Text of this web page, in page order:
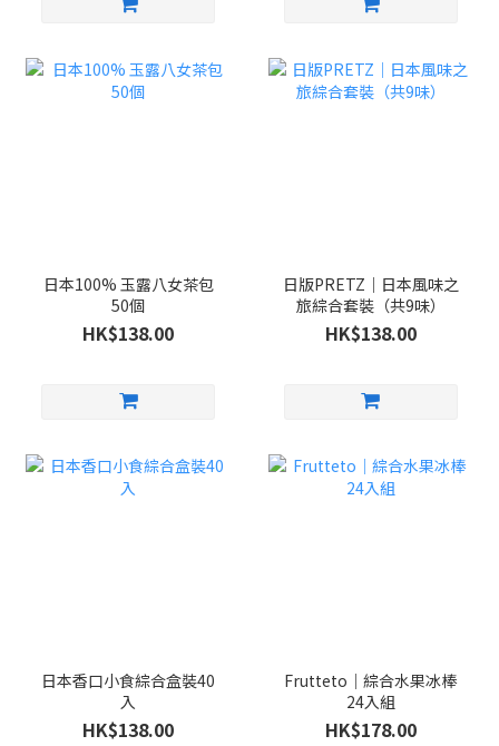
日本100% 玉露八女茶包
50個
HK$138.00
日版PRETZ｜日本風味之
旅綜合套裝（共9味）
HK$138.00
日本香口小食綜合盒裝40
入
HK$138.00
Frutteto｜綜合水果冰棒
24入組
HK$178.00